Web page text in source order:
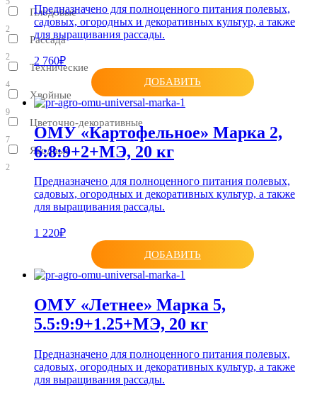
Плодовые
2
Рассада
2
Технические
4
Хвойные
9
Цветочно-декоративные
7
Ягодные
2
Предназначено для полноценного питания полевых,
садовых, огородных и декоративных культур, а также
для выращивания рассады.
2 760₽
ДОБАВИТЬ
ОМУ «Картофельное» Марка 2,
6:8:9+2+МЭ, 20 кг
Предназначено для полноценного питания полевых,
садовых, огородных и декоративных культур, а также
для выращивания рассады.
1 220₽
ДОБАВИТЬ
ОМУ «Летнее» Марка 5,
5.5:9:9+1.25+МЭ, 20 кг
Предназначено для полноценного питания полевых,
садовых, огородных и декоративных культур, а также
для выращивания рассады.